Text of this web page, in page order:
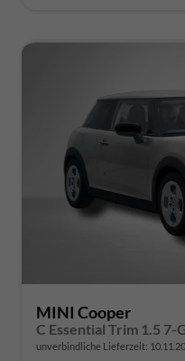
MINI Cooper
C Essential Trim 1.5 7-
unverbindliche Lieferzeit: